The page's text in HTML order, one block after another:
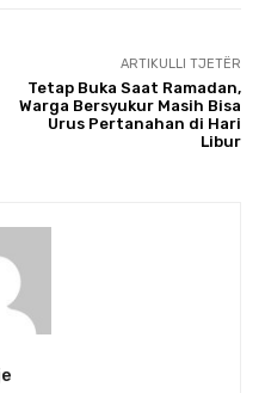
ARTIKULLI TJETËR
Tetap Buka Saat Ramadan,
Warga Bersyukur Masih Bisa
Urus Pertanahan di Hari
Libur